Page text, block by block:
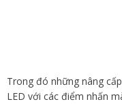
Trong đó những nâng
LED với các điểm nhấn